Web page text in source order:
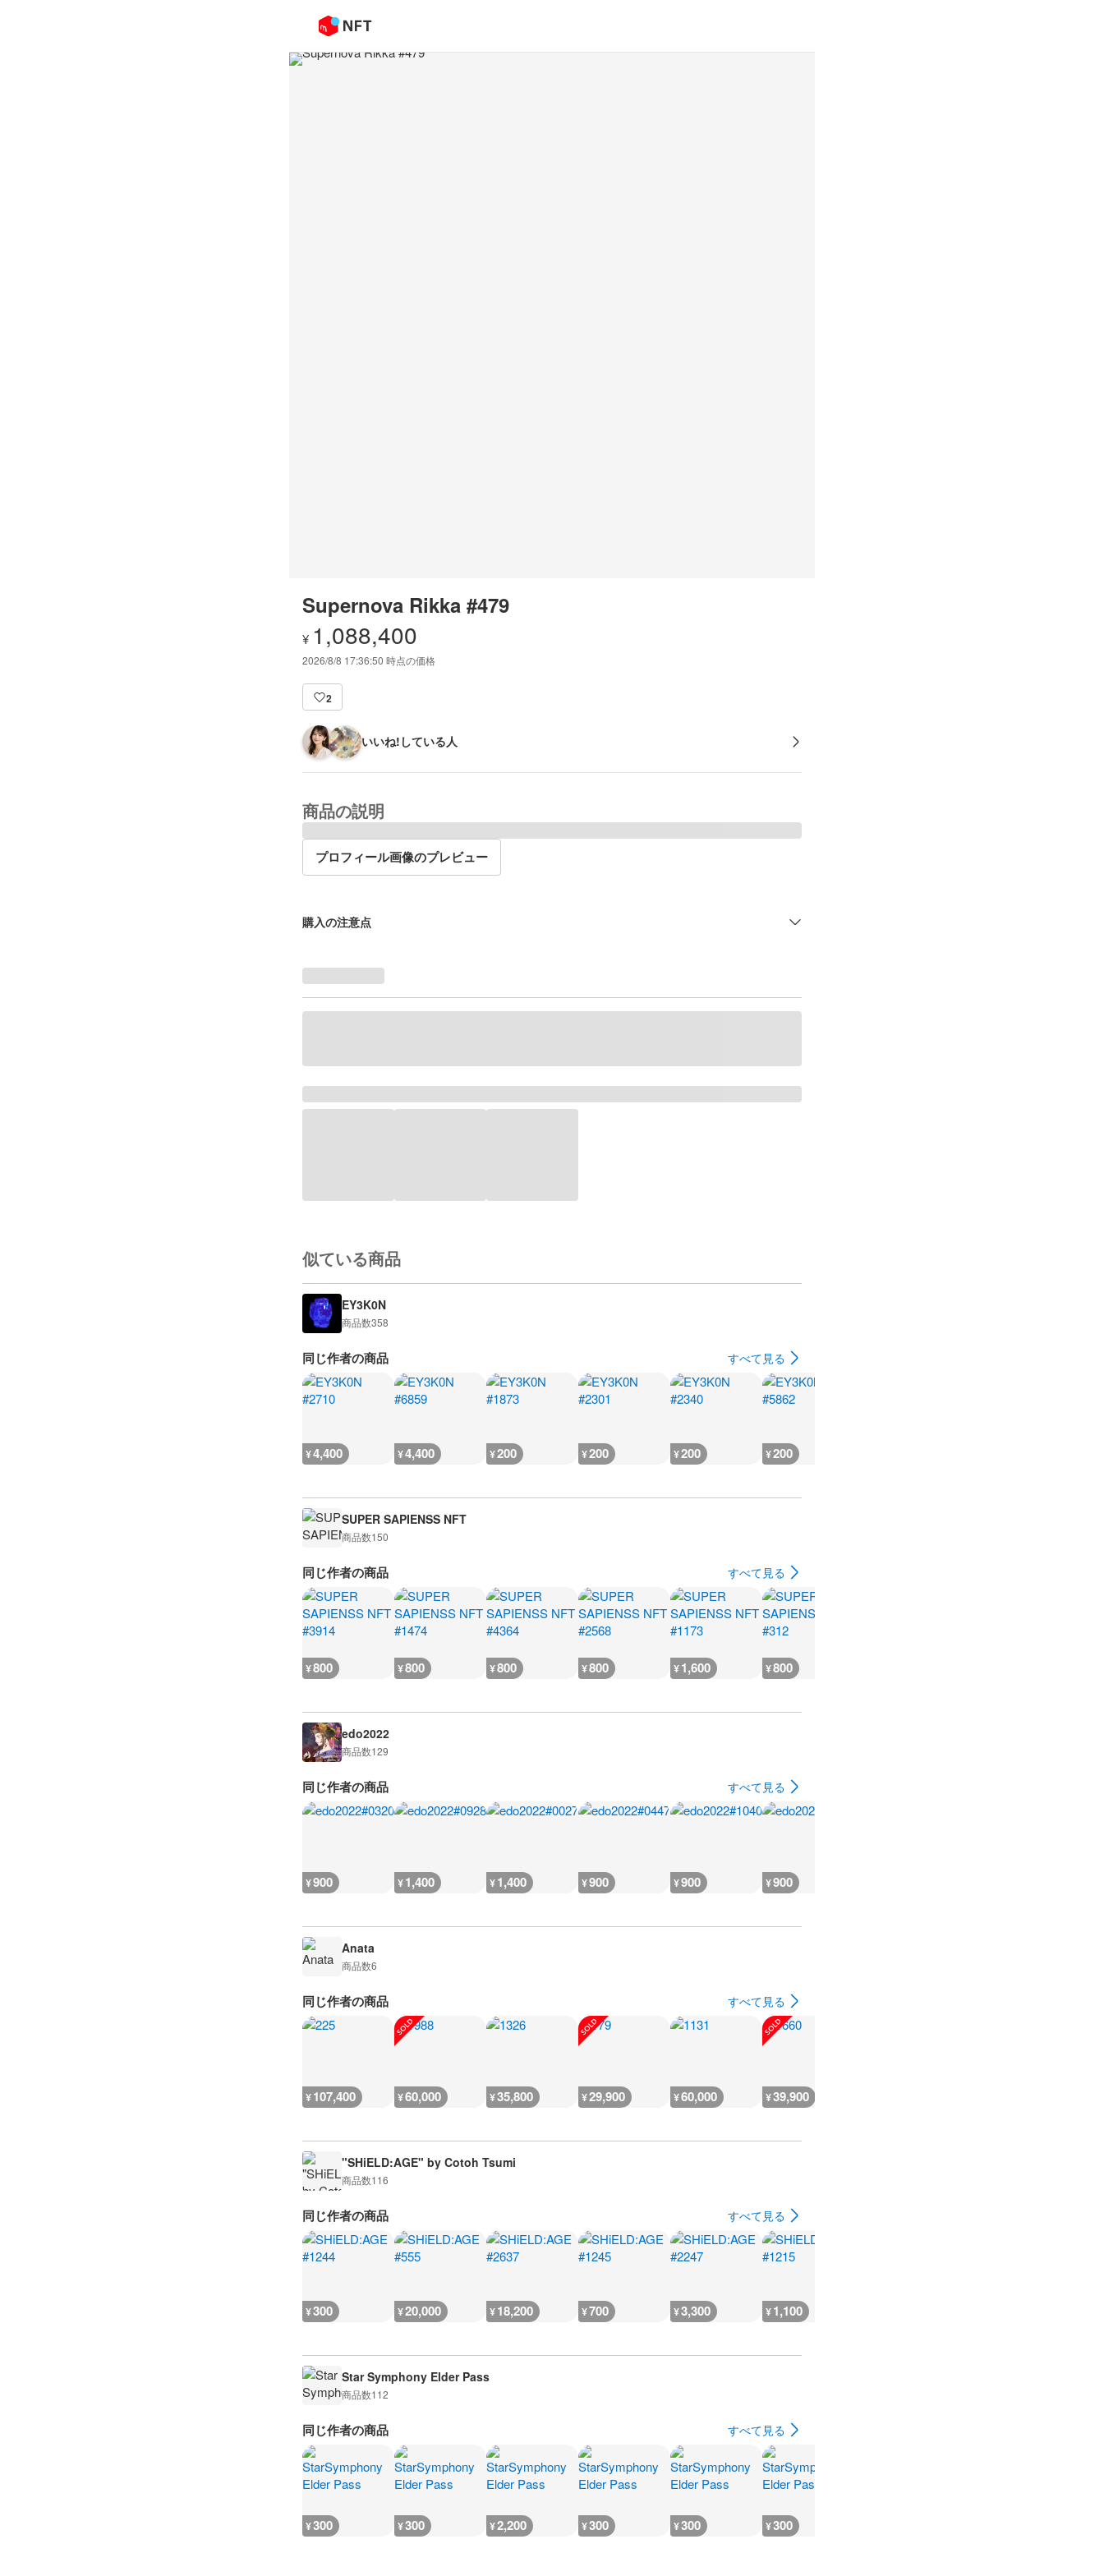
Supernova Rikka #479
¥ 1,088,400
2026/8/8 17:36:50 時点の価格
2
いいね!している人
商品の説明
プロフィール画像のプレビュー
購入の注意点
似ている商品
EY3K0N
商品数358
同じ作者の商品 すべて見る
¥4,400 ¥4,400 ¥200 ¥200 ¥200 ¥200
SUPER SAPIENSS NFT
商品数150
同じ作者の商品 すべて見る
¥800 ¥800 ¥800 ¥800 ¥1,600 ¥800
edo2022
商品数129
同じ作者の商品 すべて見る
¥900 ¥1,400 ¥1,400 ¥900 ¥900 ¥900
Anata
商品数6
同じ作者の商品 すべて見る
¥107,400 ¥60,000 ¥35,800 ¥29,900 ¥60,000 ¥39,900
"SHiELD:AGE" by Cotoh Tsumi
商品数116
同じ作者の商品 すべて見る
¥300 ¥20,000 ¥18,200 ¥700 ¥3,300 ¥1,100
Star Symphony Elder Pass
商品数112
同じ作者の商品 すべて見る
¥300 ¥300 ¥2,200 ¥300 ¥300 ¥300